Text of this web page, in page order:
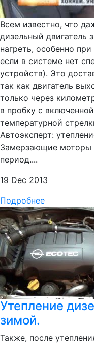
Всем известно, что
дизельный двигатель
нагреть, особенно
если в системе нет
устройств). Это
так как двигатель
только через
в пробку с
температурной
Автоэксперт:
Замерзающие моторы
период....
19 Dec 2013
Подробнее
Утепление
зимой.
Также, после